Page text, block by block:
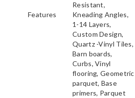
Features
Resistant,
Kneading Angles,
1-14 Layers,
Custom Design,
Quartz -Vinyl Tiles,
Barn boards,
Curbs, Vinyl
flooring, Geometric
parquet, Base
primers, Parquet